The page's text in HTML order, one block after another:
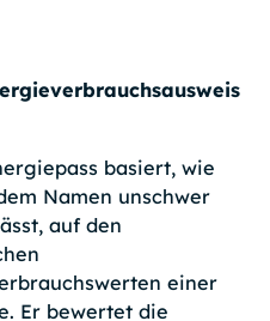
basiert, wie
Namen unschwer
auf den
einer
Er bewertet die